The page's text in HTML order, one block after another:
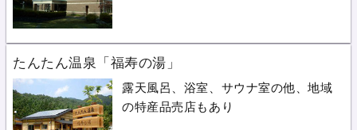
たんたん温泉「福寿の湯」
露天風呂、浴室、サウナ室の他、地域
の特産品売店もあり